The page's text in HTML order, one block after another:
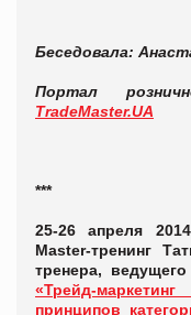
Беседовала:
Портал
TradeMaster.UA
***
25-26 апреля
Master-тренинг
тренера,
«Трейд-
принципов